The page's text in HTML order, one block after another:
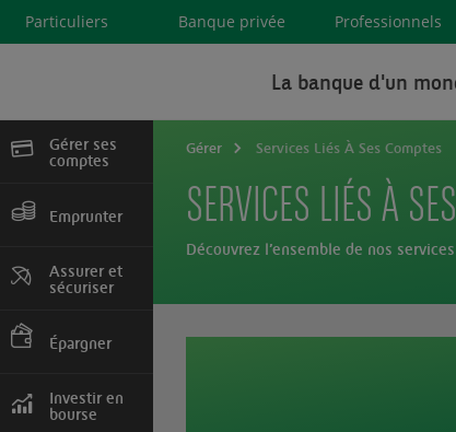
Particuliers Banque privée Professionnels
La banque d'un
Gérer ses
comptes
et servicesEmprunter
consommation
Assurer et
sécuriser
Auto, Habitation,
PrévoyanceÉpargner
assurance vieInvestir en
bourse
Gérer Services Liés À Ses Comptes
SERVICES LIÉS À
Découvrez l’ensemble de nos